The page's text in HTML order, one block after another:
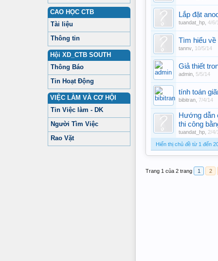
CAO HỌC CTB
Tài liệu
Thông tin
Hội XD_CTB SOUTH
Thông Báo
Tin Hoạt Động
VIỆC LÀM VÀ CƠ HỘI
Tin Việc làm - DK
Người Tìm Việc
Rao Vặt
Lắp đặt
tuandat_hp 4/6/
Tìm hiểu về
tannv 10/5/14
Giả thiết
admin 5/5/14
tính toán
bibitran 7/4/14
Hướng dẫn
thi công
tuandat_hp 2/4/
Hiển thị chủ đề từ 1 đến
Trang 1 của 2 trang 1 2